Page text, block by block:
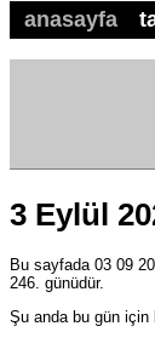
anasayfa
3 Eylül
Bu sayfada 03 09
246. günüdür.
Şu anda bu gün için